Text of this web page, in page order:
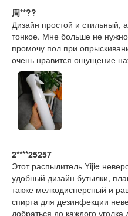
周**??
Дизайн простой и стильный,
тонкое. Мне больше не
промочу пол при
очень нравится ощущение
2****25257
Этот распылитель Yijie
удобный дизайн бутылки,
также мелкодисперсный и
спирта для дезинфекции
добраться до каждого